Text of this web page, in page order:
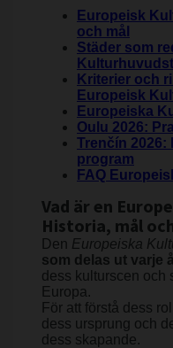
Europeisk
och mål
Städer som
Kriterier och
Europeisk
Europeiska
Oulu 2026:
Trenčín 2026:
program
FAQ
Vad är en
Historia, mål
Den Europeiska
som delas ut varje
dess kulturscen och
Europa.
För att förstå dess
dess ursprung och
dess skapande.